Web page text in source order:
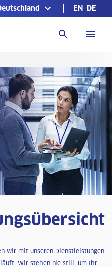
EN DE
wir mit unseren Dienstleistungen
Wir stehen nie still, um Ihr